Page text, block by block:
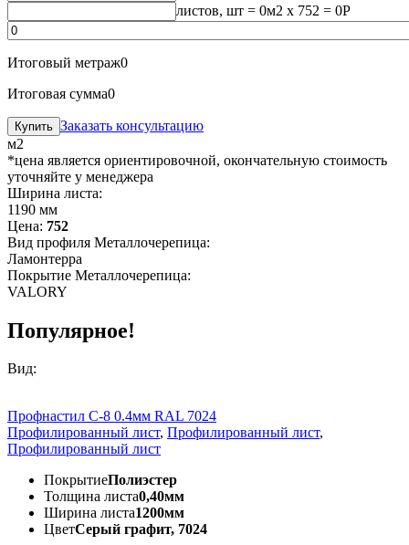
листов, шт = 0м2 x 752 = 0Р
Итоговый метраж0
Итоговая сумма0
Заказать консультацию
м2
*цена является ориентировочной, окончательную стоимость
уточняйте у менеджера
Ширина листа:
1190 мм
Цена: 752
Вид профиля Металлочерепица:
Ламонтерра
Покрытие Металлочерепица:
VALORY
Популярное!
Вид:
Профнастил С-8 0.4мм RAL 7024
Профилированный лист, Профилированный лист,
Профилированный лист
ПокрытиеПолиэстер
Толщина листа0,40мм
Ширина листа1200мм
ЦветСерый графит, 7024